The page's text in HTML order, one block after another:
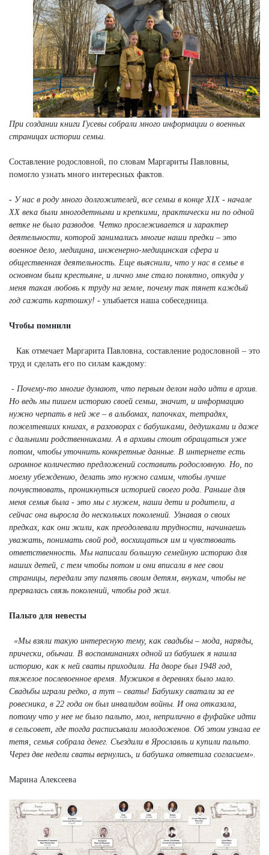
При создании книги Гусевы собрали много информации о военных
страницах истории семьи.
Составление родословной, по словам Маргариты Павловны,
помогло узнать много интересных фактов.
- У нас в роду много долгожителей, все семьи в конце ХIX - начале
XX века были многодетными и крепкими, практически ни по одной
ветке не было разводов. Четко прослеживается и характер
деятельности, которой занимались многие наши предки – это
военное дело, медицина, инженерно-медицинская сфера и
общественная деятельность. Еще выяснили, что у нас в семье в
основном были крестьяне, и лично мне стало понятно, откуда у
меня такая любовь к труду на земле, почему так тянет каждый
год сажать картошку! - улыбается наша собеседница.
Чтобы помнили
Как отмечает Маргарита Павловна, составление родословной – это
труд и сделать его по силам каждому:
- Почему-то многие думают, что первым делом надо идти в архив.
Но ведь мы пишем историю своей семьи, значит, и информацию
нужно черпать в ней же – в альбомах, папочках, тетрадях,
пожелтевших книгах, в разговорах с бабушками, дедушками и даже
с дальними родственниками. А в архивы стоит обращаться уже
потом, чтобы уточнить конкретные данные. В интернете есть
огромное количество предложений составить родословную. Но, по
моему убеждению, делать это нужно самим, чтобы лучше
почувствовать, проникнуться историей своего рода. Раньше для
меня семья была - это мы с мужем, наши дети и родители, а
сейчас она выросла до нескольких поколений. Узнавая о своих
предках, как они жили, как преодолевали трудности, начинаешь
уважать, понимать свой род, восхищаться им и чувствовать
ответственность. Мы написали большую семейную историю для
наших детей, с тем чтобы потом и они вписали в нее свои
страницы, передали эту память своим детям, внукам, чтобы не
прервалась связь поколений, чтобы род жил.
Пальто для невесты
«Мы взяли такую интересную тему, как свадьбы – мода, наряды,
прически, обычаи. В воспоминаниях одной из бабушек я нашла
историю, как к ней сваты приходили. На дворе был 1948 год,
тяжелое послевоенное время. Мужиков в деревнях было мало.
Свадьбы играли редко, а тут – сваты! Бабушку сватали за ее
ровесника, в 22 года он был инвалидом войны. И она отказала,
потому что у нее не было пальто, мол, неприлично в фуфайке идти
в сельсовет, где тогда расписывали молодоженов. Об этом узнала ее
тетя, семья собрала денег. Съездили в Ярославль и купили пальто.
Через две недели сваты вернулись, и бабушка ответила согласием».
Марина Алексеева